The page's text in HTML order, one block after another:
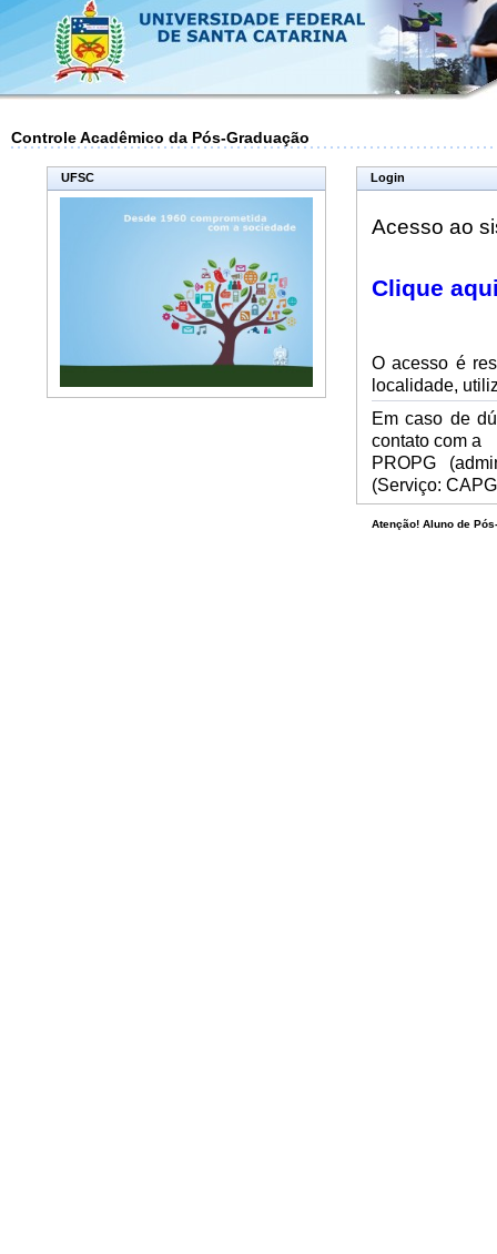
Controle Acadêmico da Pós-Graduação
UFSC Login
Acesso ao
Clique
O acesso é
localidade,
Em caso de
contato com a
PROPG
(Serviço:
Atenção! Aluno de